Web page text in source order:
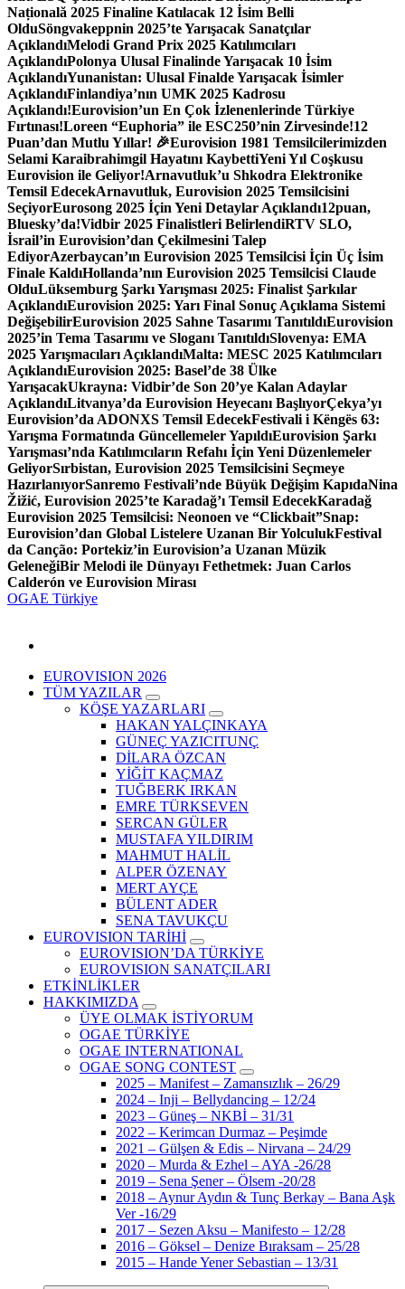
Națională 2025 Finaline Katılacak 12 İsim Belli
OlduSöngvakeppnin 2025’te Yarışacak Sanatçılar
AçıklandıMelodi Grand Prix 2025 Katılımcıları
AçıklandıPolonya Ulusal Finalinde Yarışacak 10 İsim
AçıklandıYunanistan: Ulusal Finalde Yarışacak İsimler
AçıklandıFinlandiya’nın UMK 2025 Kadrosu
Açıklandı!Eurovision’un En Çok İzlenenlerinde Türkiye
Fırtınası!Loreen “Euphoria” ile ESC250’nin Zirvesinde!12
Puan’dan Mutlu Yıllar! 🎉Eurovision 1981 Temsilcilerimizden
Selami Karaibrahimgil Hayatını KaybettiYeni Yıl Coşkusu
Eurovision ile Geliyor!Arnavutluk’u Shkodra Elektronike
Temsil EdecekArnavutluk, Eurovision 2025 Temsilcisini
SeçiyorEurosong 2025 İçin Yeni Detaylar Açıklandı12puan,
Bluesky’da!Vidbir 2025 Finalistleri BelirlendiRTV SLO,
İsrail’in Eurovision’dan Çekilmesini Talep
EdiyorAzerbaycan’ın Eurovision 2025 Temsilcisi İçin Üç İsim
Finale KaldıHollanda’nın Eurovision 2025 Temsilcisi Claude
OlduLüksemburg Şarkı Yarışması 2025: Finalist Şarkılar
AçıklandıEurovision 2025: Yarı Final Sonuç Açıklama Sistemi
DeğişebilirEurovision 2025 Sahne Tasarımı TanıtıldıEurovision
2025’in Tema Tasarımı ve Sloganı TanıtıldıSlovenya: EMA
2025 Yarışmacıları AçıklandıMalta: MESC 2025 Katılımcıları
AçıklandıEurovision 2025: Basel’de 38 Ülke
YarışacakUkrayna: Vidbir’de Son 20’ye Kalan Adaylar
AçıklandıLitvanya’da Eurovision Heyecanı BaşlıyorÇekya’yı
Eurovision’da ADONXS Temsil EdecekFestivali i Këngës 63:
Yarışma Formatında Güncellemeler YapıldıEurovision Şarkı
Yarışması’nda Katılımcıların Refahı İçin Yeni Düzenlemeler
GeliyorSırbistan, Eurovision 2025 Temsilcisini Seçmeye
HazırlanıyorSanremo Festivali’nde Büyük Değişim KapıdaNina
Žižić, Eurovision 2025’te Karadağ’ı Temsil EdecekKaradağ
Eurovision 2025 Temsilcisi: Neonoen ve “Clickbait”Snap:
Eurovision’dan Global Listelere Uzanan Bir YolculukFestival
da Canção: Portekiz’in Eurovision’a Uzanan Müzik
GeleneğiBir Melodi ile Dünyayı Fethetmek: Juan Carlos
Calderón ve Eurovision Mirası
OGAE Türkiye
EUROVISION 2026
TÜM YAZILAR
KÖŞE YAZARLARI
HAKAN YALÇINKAYA
GÜNEÇ YAZICITUNÇ
DİLARA ÖZCAN
YİĞİT KAÇMAZ
TUĞBERK IRKAN
EMRE TÜRKSEVEN
SERCAN GÜLER
MUSTAFA YILDIRIM
MAHMUT HALİL
ALPER ÖZENAY
MERT AYÇE
BÜLENT ADER
SENA TAVUKÇU
EUROVISION TARİHİ
EUROVISION’DA TÜRKİYE
EUROVISION SANATÇILARI
ETKİNLİKLER
HAKKIMIZDA
ÜYE OLMAK İSTİYORUM
OGAE TÜRKİYE
OGAE INTERNATIONAL
OGAE SONG CONTEST
2025 – Manifest – Zamansızlık – 26/29
2024 – Inji – Bellydancing – 12/24
2023 – Güneş – NKBİ – 31/31
2022 – Kerimcan Durmaz – Peşimde
2021 – Gülşen & Edis – Nirvana – 24/29
2020 – Murda & Ezhel – AYA -26/28
2019 – Sena Şener – Ölsem -20/28
2018 – Aynur Aydın & Tunç Berkay – Bana Aşk
Ver -16/29
2017 – Sezen Aksu – Manifesto – 12/28
2016 – Göksel – Denize Bıraksam – 25/28
2015 – Hande Yener Sebastian – 13/31